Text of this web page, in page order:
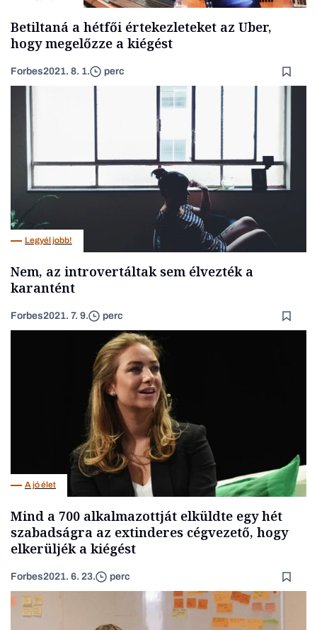
Betiltaná a hétfői értekezleteket az Uber,
hogy megelőzze a kiégést
Forbes2021. 8. 1. perc
Legyél jobb!
Nem, az introvertáltak sem élvezték a
karantént
Forbes2021. 7. 9. perc
A jó élet
Mind a 700 alkalmazottját elküldte egy hét
szabadságra az extinderes cégvezető, hogy
elkerüljék a kiégést
Forbes2021. 6. 23. perc